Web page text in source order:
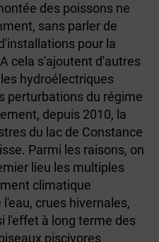
des poissons ne
sans parler de
pour la
cela s'ajoutent d'autres
hydroélectriques
perturbations du régime
depuis 2010, la
du lac de Constance
Parmi les raisons, on
lieu les multiples
climatique
crues hivernales,
l'effet à long terme des
piscivores